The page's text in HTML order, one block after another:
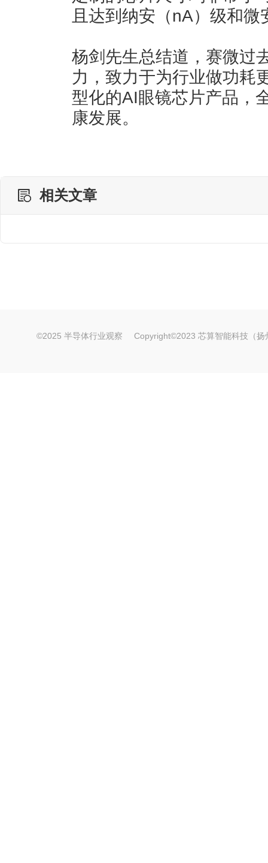
且达到纳安（nA）级和
杨剑先生总结道，赛微过
力，致力于为行业做功耗
型化的AI眼镜芯片产品，
康发展。
相关文章
©2025 半导体行业观察 Copyright©2023 芯算智能科技（